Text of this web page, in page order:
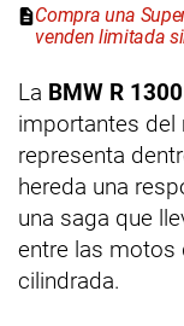
Compra una
venden limitada
La BMW R
importantes del
representa
hereda una
una saga que
entre las motos
cilindrada.